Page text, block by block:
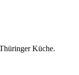
Küche.